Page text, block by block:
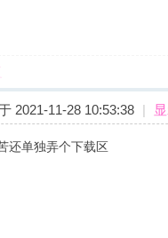
2021-11-28 10:53:38 |
还单独弄个下载区